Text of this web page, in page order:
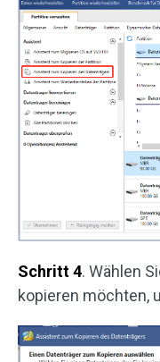
Schritt 4. Wählen
kopieren möchten,